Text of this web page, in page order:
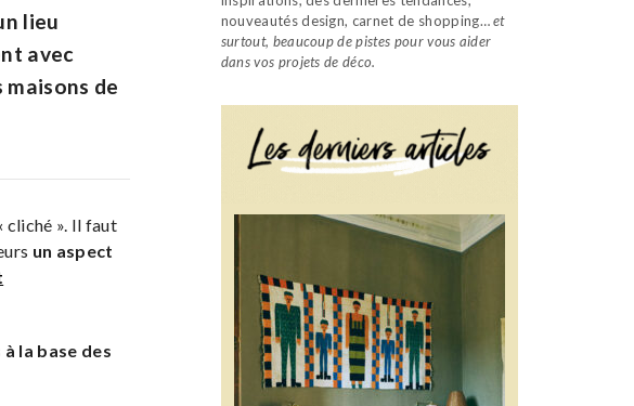
lieu
avec
de
cliché ». Il faut
un aspect
la base des
nouveautés design, carnet de shopping…et
surtout, beaucoup de pistes pour vous aider
dans vos projets de déco.